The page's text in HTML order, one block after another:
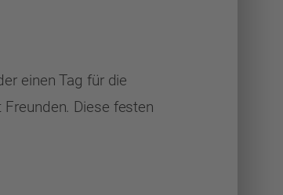
einen Tag für die
Diese festen